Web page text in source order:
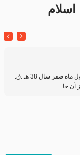
1ـ وقوع جنگ صفین روز اول ماه صفر سال 38 هـ .ق.
آن جا